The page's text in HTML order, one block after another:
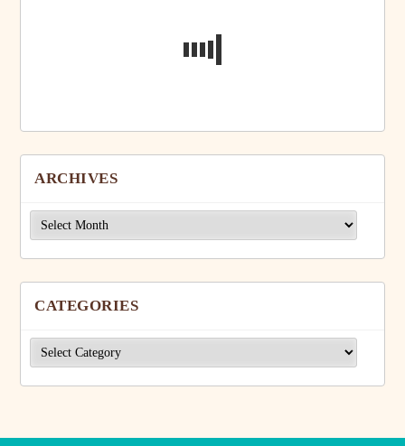
ARCHIVES
Archives
CATEGORIES
Categories